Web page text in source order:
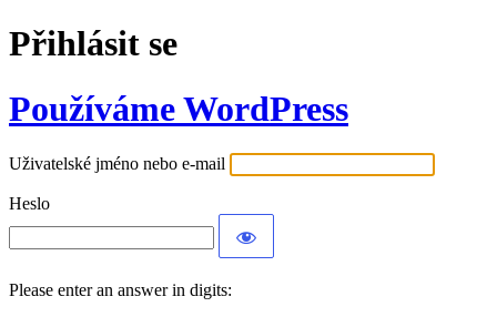
Přihlásit se
Používáme WordPress
Uživatelské jméno nebo e-mail
Heslo
Please enter an answer in digits: